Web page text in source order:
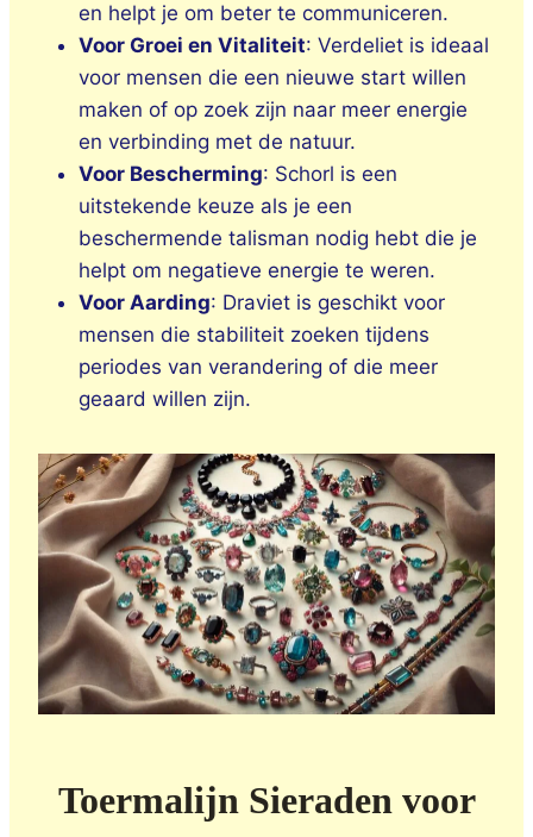
en helpt je om beter te communiceren.
Voor Groei en Vitaliteit: Verdeliet is ideaal
voor mensen die een nieuwe start willen
maken of op zoek zijn naar meer energie
en verbinding met de natuur.
Voor Bescherming: Schorl is een
uitstekende keuze als je een
beschermende talisman nodig hebt die je
helpt om negatieve energie te weren.
Voor Aarding: Draviet is geschikt voor
mensen die stabiliteit zoeken tijdens
periodes van verandering of die meer
geaard willen zijn.
Toermalijn Sieraden voor